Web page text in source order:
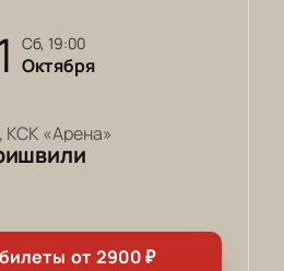
сб, 19:00
Октября
КСК «Арена»
от 2900₽